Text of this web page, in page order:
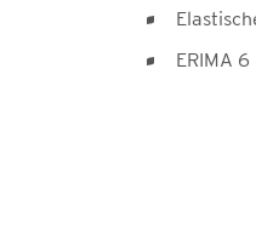
ERIMA